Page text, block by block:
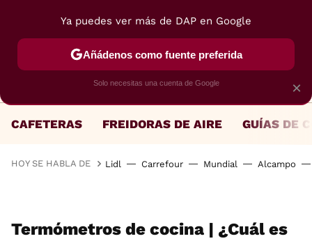
CAFETERAS FREIDORAS DE AIRE GUÍAS DE
HOY SE HABLA DE Lidl Carrefour Mundial Alcampo
Termómetros de cocina | ¿Cuál es
×
Ya puedes ver más de DAP en Google
Añádenos como fuente preferida
Solo necesitas una cuenta de Google